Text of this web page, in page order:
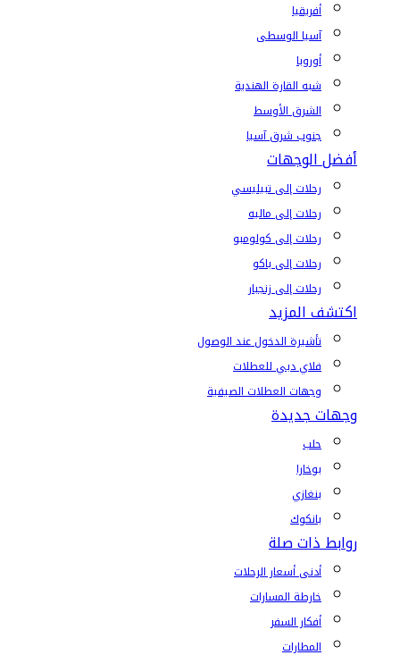
أفريقيا
آسيا الوسطى
أوروبا
شبه القارة الهندية
الشرق الأوسط
جنوب شرق آسيا
أفضل الوجهات
رحلات إلى تبيليسي
رحلات إلى ماليه
رحلات إلى كولومبو
رحلات إلى باكو
رحلات إلى زنجبار
اكتشف المزيد
تأشيرة الدخول عند الوصول
فلاي دبي للعطلات
وجهات العطلات الصيفية
وجهات جديدة
حلب
بوخارا
بنغازي
بانكوك
روابط ذات صلة
أدنى أسعار الرحلات
خارطة المسارات
أفكار السفر
المطارات